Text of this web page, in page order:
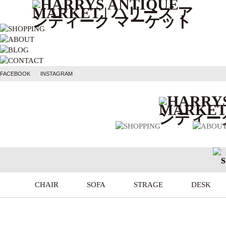
FACEBOOK INSTAGRAM
CHAIR SOFA STRAGE DESK